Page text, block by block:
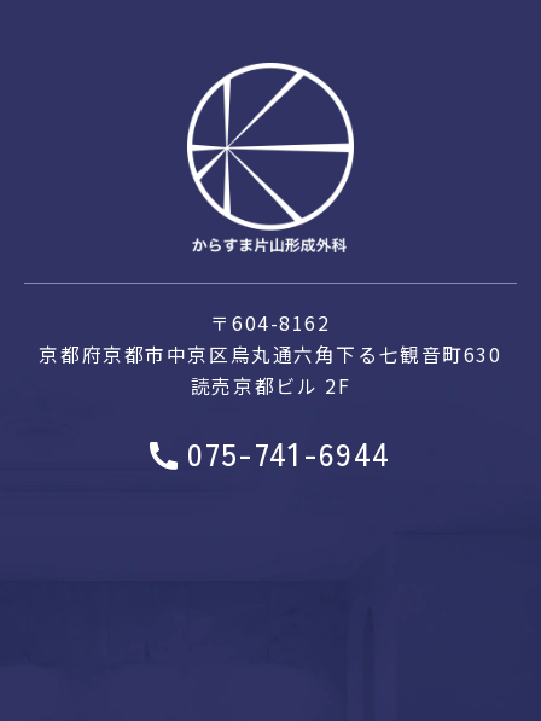
〒604-8162
京都府京都市中京区烏丸通六角下る七観音町630
読売京都ビル 2F
075-741-6944